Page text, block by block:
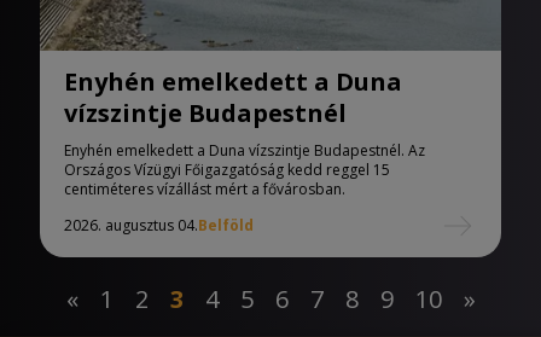
Enyhén emelkedett a Duna
vízszintje Budapestnél
Enyhén emelkedett a Duna vízszintje Budapestnél. Az
Országos Vízügyi Főigazgatóság kedd reggel 15
centiméteres vízállást mért a fővárosban.
2026. augusztus 04.Belföld
« 1 2 3 4 5 6 7 8 9 10 »